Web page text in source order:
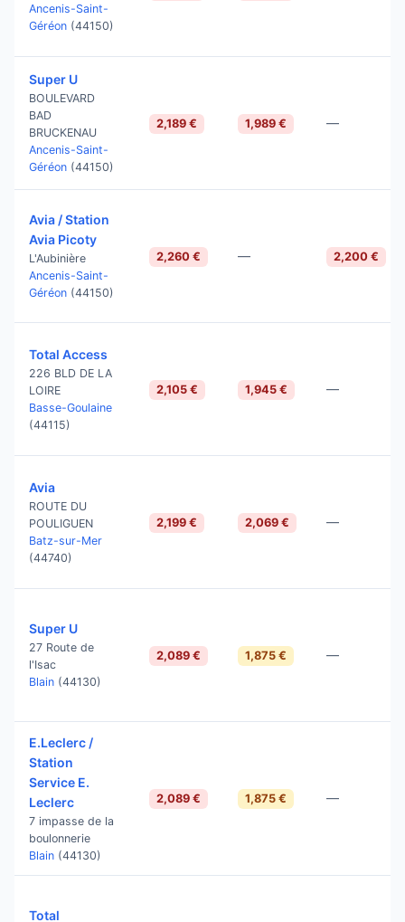
Ancenis-Saint-
Géréon (44150)
Super U
BOULEVARD
BAD
BRUCKENAU
Ancenis-Saint-
Géréon (44150)
2,189 € 1,989 € —
Avia / Station
Avia Picoty
L'Aubinière
Ancenis-Saint-
Géréon (44150)
2,260 € — 2,200 €
Total Access
226 BLD DE LA
LOIRE
Basse-Goulaine
(44115)
2,105 € 1,945 € —
Avia
ROUTE DU
POULIGUEN
Batz-sur-Mer
(44740)
2,199 € 2,069 € —
Super U
27 Route de
l'Isac
Blain (44130)
2,089 € 1,875 € —
E.Leclerc /
Station
Service E.
Leclerc
7 impasse de la
boulonnerie
Blain (44130)
2,089 € 1,875 € —
Total